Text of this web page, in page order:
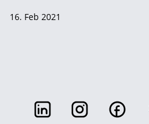
16. Feb 2021